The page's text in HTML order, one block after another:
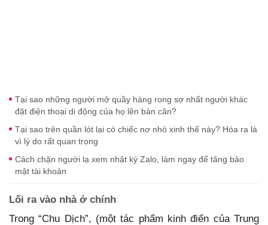
Tại sao những người mở quầy hàng rong sợ nhất người khác
đặt điện thoại di động của họ lên bàn cân?
Tại sao trên quần lót lại có chiếc nơ nhỏ xinh thế này? Hóa ra là
vì lý do rất quan trọng
Cách chặn người lạ xem nhật ký Zalo, làm ngay để tăng bảo
mật tài khoản
Lối ra vào nhà ở chính
Trong “Chu Dịch”, (một tác phẩm kinh điển của Trung